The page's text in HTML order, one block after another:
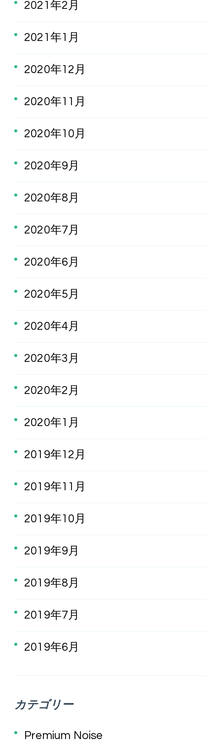
2021年2月
2021年1月
2020年12月
2020年11月
2020年10月
2020年9月
2020年8月
2020年7月
2020年6月
2020年5月
2020年4月
2020年3月
2020年2月
2020年1月
2019年12月
2019年11月
2019年10月
2019年9月
2019年8月
2019年7月
2019年6月
カテゴリー
Premium Noise